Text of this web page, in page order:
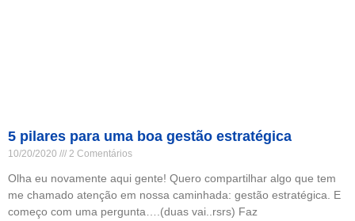
5 pilares para uma boa gestão estratégica
10/20/2020 2 Comentários
Olha eu novamente aqui gente! Quero compartilhar algo que tem
me chamado atenção em nossa caminhada: gestão estratégica. E
começo com uma pergunta….(duas vai..rsrs) Faz